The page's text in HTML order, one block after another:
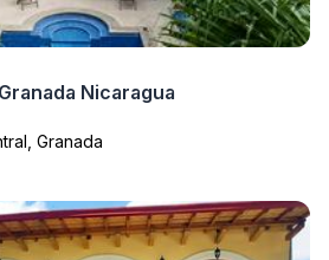
Nicaragua
Granada